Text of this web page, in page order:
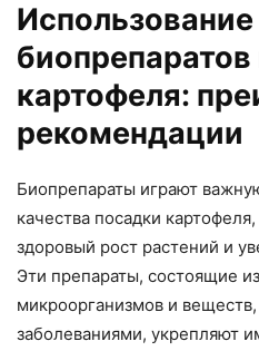
Использование
картофеля:
рекомендации
Биопрепараты играют
качества посадки
здоровый рост растений и
Эти препараты, состоящие
микроорганизмов и
заболеваниями, укрепляют